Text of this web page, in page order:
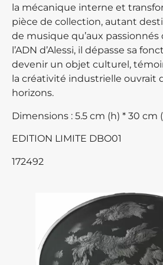
la mécanique interne et
pièce de collection, autant
de musique qu’aux passionnés
l’ADN d’Alessi, il dépasse sa
devenir un objet culturel,
la créativité industrielle ouvrait
horizons.
Dimensions : 5.5 cm (h) * 30 cm
EDITION LIMITE DBO01
172492